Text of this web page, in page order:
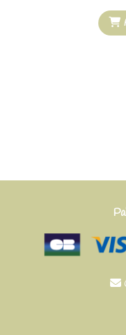
Bracelet
